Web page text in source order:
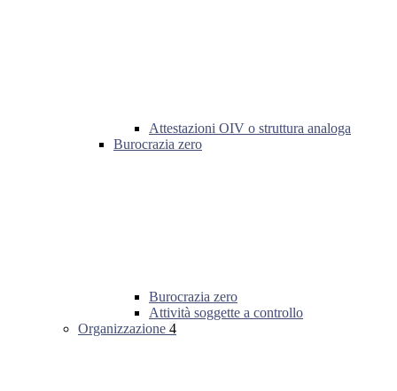
Attestazioni OIV o struttura analoga
Burocrazia zero
Burocrazia zero
Attività soggette a controllo
Organizzazione 4